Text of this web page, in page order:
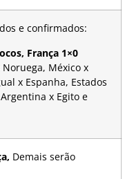
e confirmados:
França 1×0
Noruega, México x
x Espanha, Estados
x Egito e
Demais serão